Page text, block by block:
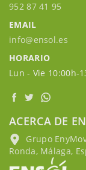
952 87 41 95
EMAIL
info@ensol.es
HORARIO
Lun - Vie 10:00h-
ACERCA DE
Grupo
Ronda, Málaga,